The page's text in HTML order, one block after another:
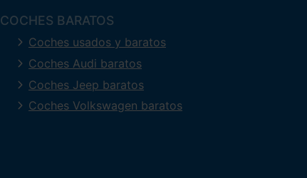
COCHES BARATOS
Coches usados y baratos
Coches Audi baratos
Coches Jeep baratos
Coches Volkswagen baratos